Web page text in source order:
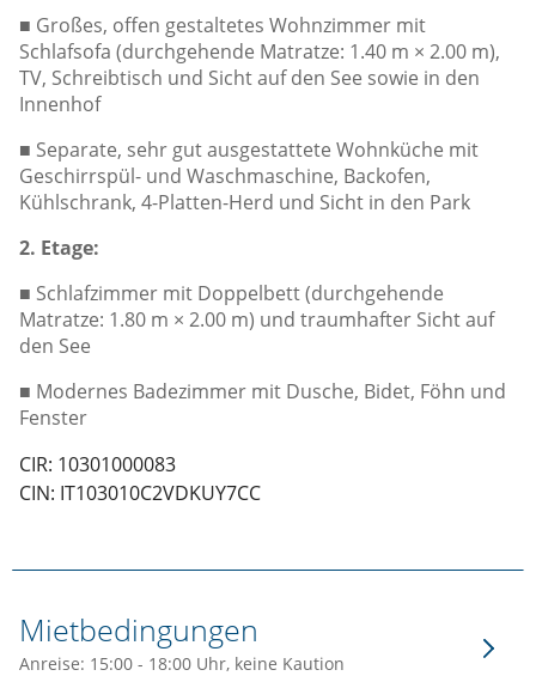
■ Großes, offen gestaltetes Wohnzimmer mit
Schlafsofa (durchgehende Matratze: 1.40 m × 2.00 m),
TV, Schreibtisch und Sicht auf den See sowie in den
Innenhof
■ Separate, sehr gut ausgestattete Wohnküche mit
Geschirrspül- und Waschmaschine, Backofen,
Kühlschrank, 4-Platten-Herd und Sicht in den Park
2. Etage:
■ Schlafzimmer mit Doppelbett (durchgehende
Matratze: 1.80 m × 2.00 m) und traumhafter Sicht auf
den See
■ Modernes Badezimmer mit Dusche, Bidet, Föhn und
Fenster
CIR: 10301000083
CIN: IT103010C2VDKUY7CC
Mietbedingungen
Anreise: 15:00 - 18:00 Uhr, keine Kaution